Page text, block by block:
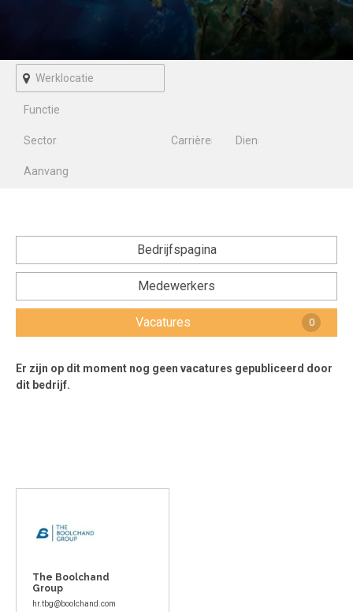
Voorwaarden en Privacy
Bedrijfspagina
Medewerkers
Vacatures 0
Er zijn op dit moment nog geen vacatures gepubliceerd door
dit bedrijf.
The Boolchand
Group
hr.tbg@boolchand.com